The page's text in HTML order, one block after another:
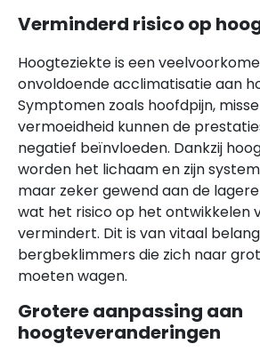
Verminderd risico op
Hoogteziekte is een
onvoldoende acclimatisatie aan
Symptomen zoals hoofdpijn,
vermoeidheid kunnen de
negatief beïnvloeden. Dankzij
worden het lichaam en zijn
maar zeker gewend aan de
wat het risico op het ontwikkelen
vermindert. Dit is van vitaal
bergbeklimmers die zich naar
moeten wagen.
Grotere aanpassing aan
hoogteveranderingen